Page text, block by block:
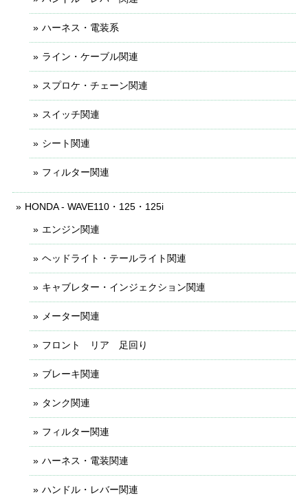
ハーネス・電装系
ライン・ケーブル関連
スプロケ・チェーン関連
スイッチ関連
シート関連
フィルター関連
HONDA - WAVE110・125・125i
エンジン関連
ヘッドライト・テールライト関連
キャブレター・インジェクション関連
メーター関連
フロント リア 足回り
ブレーキ関連
タンク関連
フィルター関連
ハーネス・電装関連
ハンドル・レバー関連